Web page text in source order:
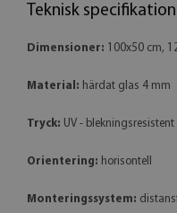
Teknisk specifikation
Dimensioner: 100x50 cm,
Material: härdat glas 4 mm
Tryck: UV - blekningsresistent
Orientering: horisontell
Monteringssystem: